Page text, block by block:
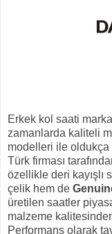
Erkek kol saati
zamanlarda kaliteli
modelleri ile oldukça
Türk firması
özellikle deri kayışlı
çelik hem de
üretilen saatler
malzeme
Performans olarak